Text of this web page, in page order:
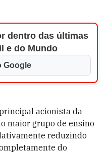
dentro das últimas
e do Mundo
Google
acionista da
maior grupo de ensino
reduzindo
do